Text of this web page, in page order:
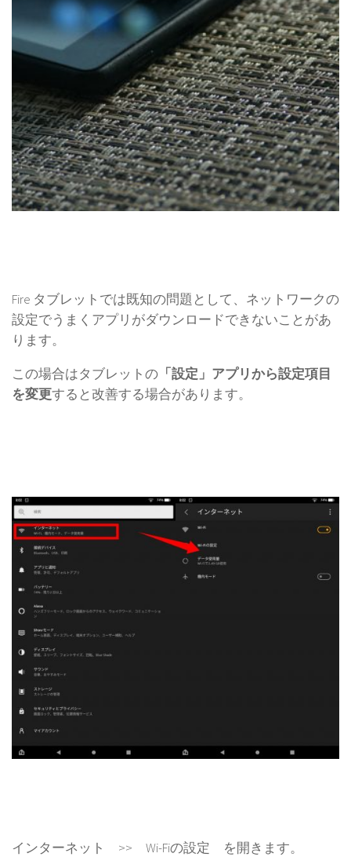
Fire タブレットでは既知の問題として、ネットワークの
設定でうまくアプリがダウンロードできないことがあ
ります。
この場合はタブレットの 「設定」アプリから設定項目
を変更すると改善する場合があります。
インターネット >> Wi-Fiの設定 を開きます。